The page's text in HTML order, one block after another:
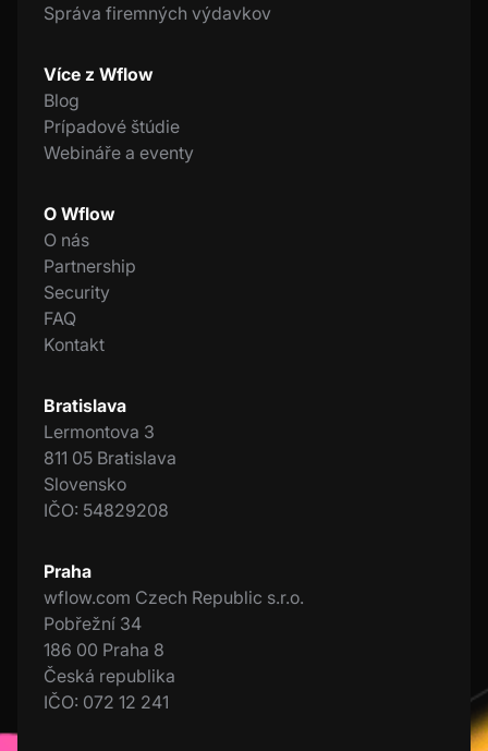
Správa firemných výdavkov
Více z Wflow
Blog
Prípadové štúdie
Webináře a eventy
O Wflow
O nás
Partnership
Security
FAQ
Kontakt
Bratislava
Lermontova 3
811 05 Bratislava
Slovensko
IČO: 54829208
Praha
wflow.com Czech Republic s.r.o.
Pobřežní 34
186 00 Praha 8
Česká republika
IČO: 072 12 241